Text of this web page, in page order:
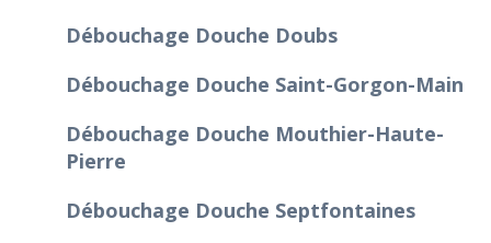
Débouchage Douche Doubs
Débouchage Douche Saint-Gorgon-Main
Débouchage Douche Mouthier-Haute-
Pierre
Débouchage Douche Septfontaines